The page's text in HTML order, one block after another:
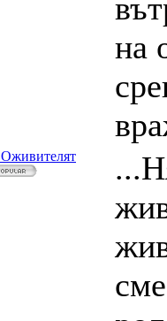
на
Оживителят